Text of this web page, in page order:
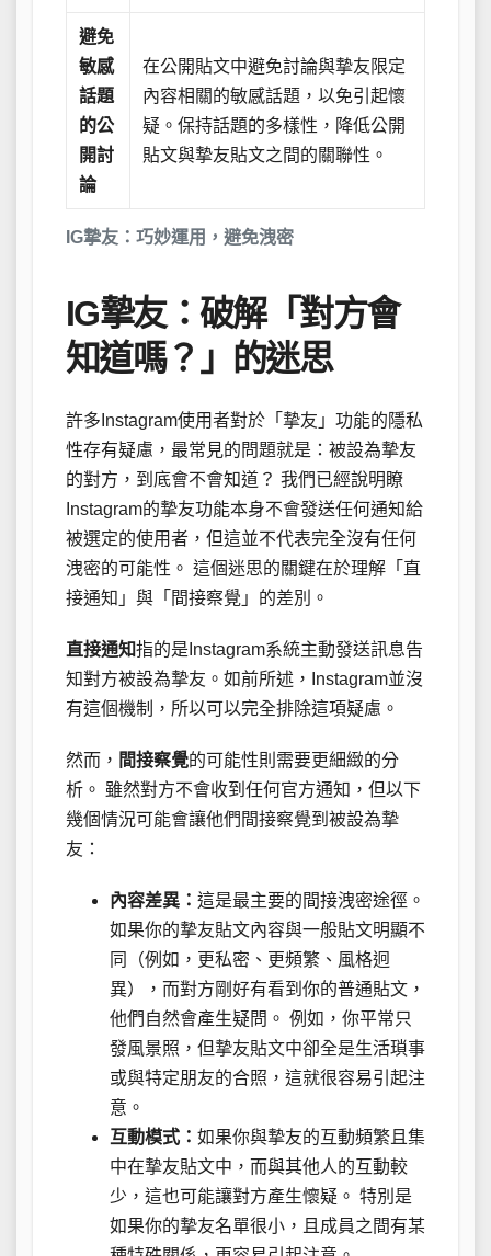
IG摯友：巧妙運用，避免洩密
避免
敏感
話題
的公
開討
論
在公開貼文中避免討論與摯友限定
內容相關的敏感話題，以免引起懷
疑。保持話題的多樣性，降低公開
貼文與摯友貼文之間的關聯性。
IG摯友：破解「對方會
知道嗎？」的迷思
許多Instagram使用者對於「摯友」功能的隱私
性存有疑慮，最常見的問題就是：被設為摯友
的對方，到底會不會知道？ 我們已經說明瞭
Instagram的摯友功能本身不會發送任何通知給
被選定的使用者，但這並不代表完全沒有任何
洩密的可能性。 這個迷思的關鍵在於理解「直
接通知」與「間接察覺」的差別。
直接通知指的是Instagram系統主動發送訊息告
知對方被設為摯友。如前所述，Instagram並沒
有這個機制，所以可以完全排除這項疑慮。
然而， 間接察覺的可能性則需要更細緻的分
析。 雖然對方不會收到任何官方通知，但以下
幾個情況可能會讓他們間接察覺到被設為摯
友：
內容差異： 這是最主要的間接洩密途徑。
如果你的摯友貼文內容與一般貼文明顯不
同（例如，更私密、更頻繁、風格迥
異），而對方剛好有看到你的普通貼文，
他們自然會產生疑問。 例如，你平常只
發風景照，但摯友貼文中卻全是生活瑣事
或與特定朋友的合照，這就很容易引起注
意。
互動模式： 如果你與摯友的互動頻繁且集
中在摯友貼文中，而與其他人的互動較
少，這也可能讓對方產生懷疑。 特別是
如果你的摯友名單很小，且成員之間有某